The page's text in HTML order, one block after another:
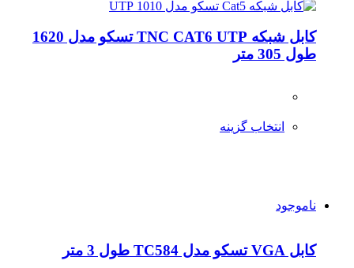
کابل شبکه TNC CAT6 UTP تسکو مدل 1620
طول 305 متر
انتخاب گزینه
ناموجود
کابل VGA تسکو مدل TC584 طول 3 متر